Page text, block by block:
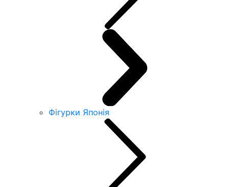
Фігурки Японія